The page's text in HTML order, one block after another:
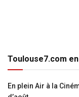
Toulouse7.com
En plein Air à la